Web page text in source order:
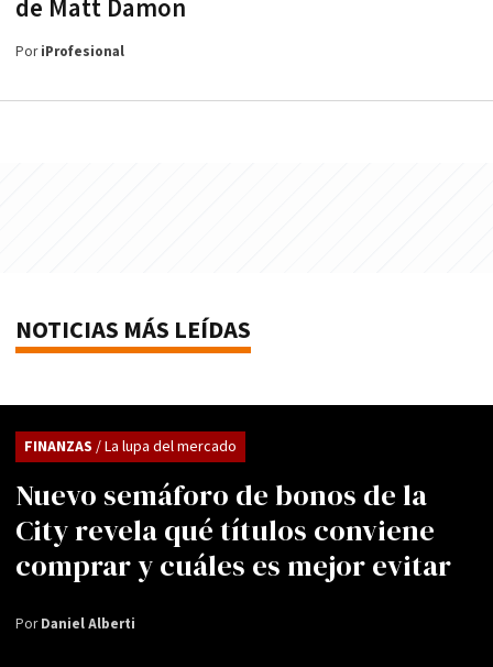
de Matt Damon
PoriProfesional
NOTICIAS MÁS LEÍDAS
Nuevo semáforo de bonos de la
City revela qué títulos conviene
comprar y cuáles es mejor evitar
FINANZAS / La lupa del mercado
PorDaniel Alberti